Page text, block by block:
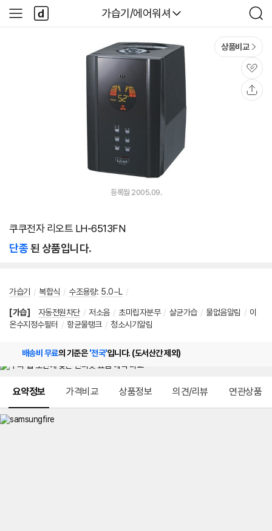
다나와
가습기/에어워셔
검
색
사
이
다
나
와
상품비교
관
심
등록월 2005.09.
쿠쿠전자 리오트 LH-6513FN
단종된 상품입니다.
가습기 / 복합식 / 수조용량: 5.0~L /
[가습] 자동전원차단 / 저소음 / 초미립자분무 / 살균가습 / 물없음알림 / 이
온수지정수필터 / 항균물탱크 / 청소시기알림
배송비 무료의 기준은'전국'입니다. (도서산간 제외)
요약정보 가격비교 상품정보 의견/리뷰 연관상품